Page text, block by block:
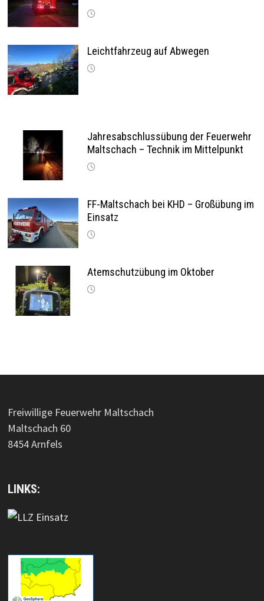
Leichtfahrzeug auf Abwegen
Jahresabschlussübung der Feuerwehr
Maltschach – Technik im Mittelpunkt
FF-Maltschach bei KHD – Großübung im
Einsatz
Atemschutzübung im Oktober
Freiwillige Feuerwehr Maltschach
Maltschach 60
8454 Arnfels
LINKS: